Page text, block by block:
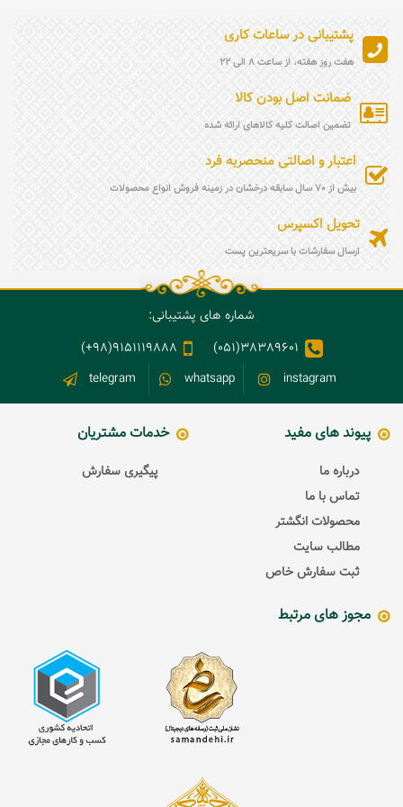
و دل انسان در مسیر درست باقی بماند و
پشتیبانی در ساعات کاری
هفت روز هفته، از ساعت 8 الی 22
ضمانت اصل بودن کالا
تضمین اصالت کلیه کالاهای ارائه شده
اعتبار و اصالتی منحصربه فرد
بیش از 70 سال سابقه درخشان در زمینه فروش انواع محصولات
تحویل اکسپرس
ارسال سفارشات با سریعترین پست
شماره های پشتیبانی:
38389601(051)
9151119888(98+)
instagram
whatsapp
telegram
پیوند های مفید
درباره ما
تماس با ما
محصولات انگشتر
مطالب سایت
ثبت سفارش خاص
خدمات مشتریان
پیگیری سفارش
مجوز های مرتبط